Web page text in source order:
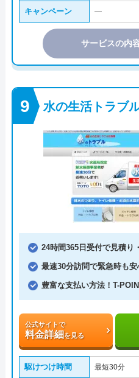
キャンペーン ―
サービスの内
水の生活トラブ
24時間365日受付で見積り
最速30分訪問で緊急時も安
豊富な支払い方法！T-
公式サイトで
料金詳細を見る
駆けつけ時間 最短30分